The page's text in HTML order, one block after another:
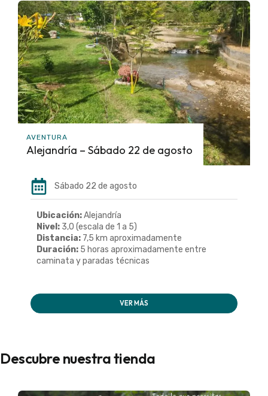
AVENTURA
Alejandría – Sábado 22 de agosto
Sábado 22 de agosto
Ubicación:Alejandría
Nivel: 3,0 (escala de 1 a 5)
Distancia: 7,5 km aproximadamente
Duración: 5 horas aproximadamente entre
caminata y paradas técnicas
VER MÁS
Descubre nuestra tienda